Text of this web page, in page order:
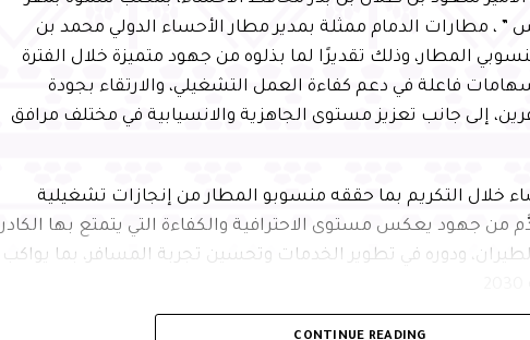
” ، مطارات الدمام ممثلة بمدير مطار الأحساء الدولي محمد بن
المطار، وذلك تقديرًا لما بذلوه من جهود متميزة خلال الفترة
فاعلة في دعم كفاءة العمل التشغيلي، والارتقاء بجودة
إلى جانب تعزيز مستوى الجاهزية والانسيابية في مختلف مرافق
خلال التكريم بما حققه منسوبو المطار من إنجازات تشغيلية
من جهود يعكس مستوى الاحترافية والكفاءة التي يتمتع بها الكادر
ودوره في تطوير الخدمات وتحسين تجربة المسافر، بما يواكب